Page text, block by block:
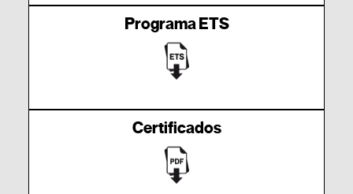
Programa ETS
Certificados